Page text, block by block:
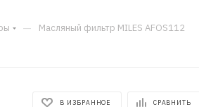
— Масляный фильтр MILES AFOS112
В ИЗБРАННОЕ СРАВНИТЬ